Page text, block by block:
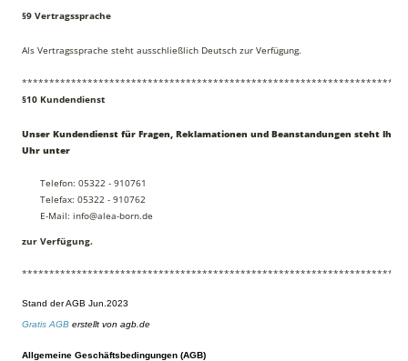
§9 Vertragssprache
Als Vertragssprache steht ausschließlich Deutsch zur Verfügung.
§10 Kundendienst
Unser Kundendienst für Fragen, Reklamationen und Beanstandungen steht
Uhr unter
Telefon: 05322 - 910761
Telefax: 05322 - 910762
E-Mail: info@alea-born.de
zur Verfügung.
Stand der AGB Jun.2023
Gratis AGB erstellt von agb.de
Allgemeine Geschäftsbedingungen (AGB)